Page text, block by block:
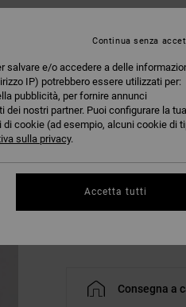
Consulta la guida
Consegna a
salvare e/o accedere a delle
IP) potrebbero essere utilizzati per:
pubblicità, per fornire annunci
nostri partner. Puoi configurare la tua
cookie (ad esempio, alcuni cookie di
sulla privacy.
Continua senza
Accetta tutti